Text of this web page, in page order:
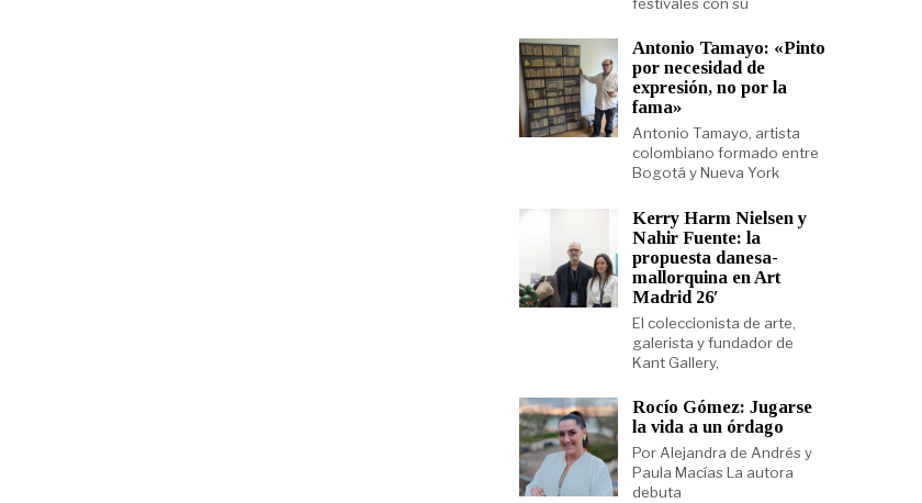
Antonio Tamayo: «Pinto
por necesidad de
expresión, no por la
fama»
Antonio Tamayo, artista
colombiano formado entre
Bogotá y Nueva York
Kerry Harm Nielsen y
Nahir Fuente: la
propuesta danesa-
mallorquina en Art
Madrid 26′
El coleccionista de arte,
galerista y fundador de
Kant Gallery,
Rocío Gómez: Jugarse
la vida a un órdago
Por Alejandra de Andrés y
Paula Macías La autora
debuta